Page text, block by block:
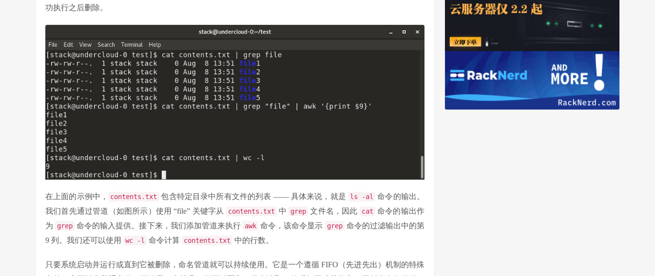
功执行之后删除。
在上面的示例中， contents.txt 包含特定目录中所有文件的列表 —— 具体来说，就是 ls -al
命令的输出。
我们首先通过管道（如图所示）使用 “file” 关键字从
contents.txt 中 grep 文件名，因此 cat 命令的输出作
为
grep 命令的输入提供。接下来，我们添加管道来执行 awk 命令，该命令显示 grep 命令的过滤输出中的第
9 列。我们还可以使用
wc -l 命令计算 contents.txt 中的行数。
只要系统启动并运行或直到它被删除，命名管道就可以持续使用。它是一个遵循 FIFO（先进先出）机制的特殊